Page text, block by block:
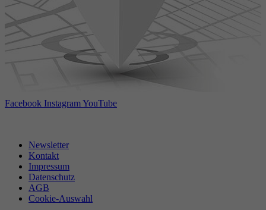
Facebook InstagramYouTube
Newsletter
Kontakt
Impressum
Datenschutz
AGB
Cookie-Auswahl